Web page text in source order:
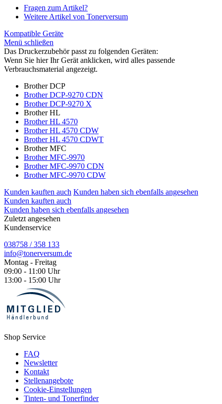
Fragen zum Artikel?
Weitere Artikel von Tonerversum
Kompatible Geräte
Menü schließen
Das Druckerzubehör passt zu folgenden Geräten:
Wenn Sie hier Ihr Gerät anklicken, wird alles passende
Verbrauchsmaterial angezeigt.
Brother DCP
Brother DCP-9270 CDN
Brother DCP-9270 X
Brother HL
Brother HL 4570
Brother HL 4570 CDW
Brother HL 4570 CDWT
Brother MFC
Brother MFC-9970
Brother MFC-9970 CDN
Brother MFC-9970 CDW
Kunden kauften auch Kunden haben sich ebenfalls angesehen
Kunden kauften auch
Kunden haben sich ebenfalls angesehen
Zuletzt angesehen
Kundenservice
038758 / 358 133
info@tonerversum.de
Montag - Freitag
09:00 - 11:00 Uhr
13:00 - 15:00 Uhr
Shop Service
FAQ
Newsletter
Kontakt
Stellenangebote
Cookie-Einstellungen
Tinten- und Tonerfinder